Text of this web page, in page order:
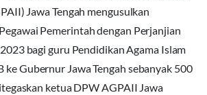
Jawa Tengah mengusulkan
Pemerintah dengan Perjanjian
bagi guru Pendidikan Agama Islam
ke Gubernur Jawa Tengah sebanyak 500
ketua DPW AGPAII Jawa